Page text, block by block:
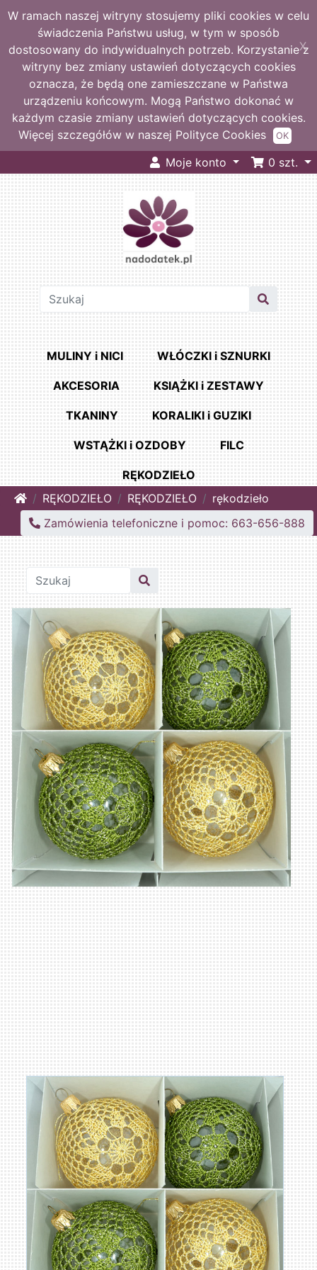
W ramach naszej witryny stosujemy pliki cookies w celu
świadczenia Państwu usług, w tym w sposób
dostosowany do indywidualnych potrzeb. Korzystanie z
witryny bez zmiany ustawień dotyczących cookies
oznacza, że będą one zamieszczane w Państwa
urządzeniu końcowym. Mogą Państwo dokonać w
każdym czasie zmiany ustawień dotyczących cookies.
Więcej szczegółów w naszej Polityce Cookies
X
OK
Moje konto 0 szt.
MULINY i NICI WŁÓCZKI i SZNURKI
AKCESORIA KSIĄŻKI i ZESTAWY
TKANINY KORALIKI i GUZIKI
WSTĄŻKI i OZDOBY FILC
RĘKODZIEŁO
HomeRĘKODZIEŁO RĘKODZIEŁO
rękodzieło
Zamówienia telefoniczne i pomoc: 663-656-888